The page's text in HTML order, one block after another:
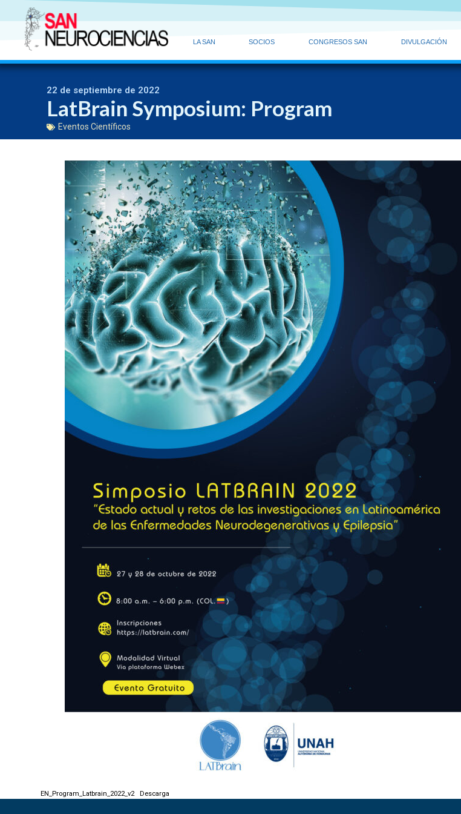
LA SAN SOCIOS CONGRESOS SAN DIVULGACIÓN
22 de septiembre de 2022
LatBrain Symposium: Program
Eventos Científicos
EN_Program_Latbrain_2022_v2 Descarga